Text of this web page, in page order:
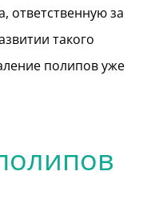
ответственную за
такого
полипов уже